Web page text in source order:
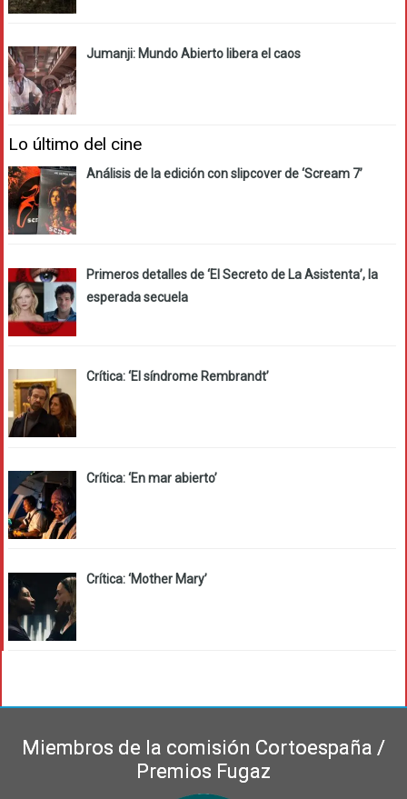
Jumanji: Mundo Abierto libera el caos
Lo último del cine
Análisis de la edición con slipcover de ‘Scream 7’
Primeros detalles de ‘El Secreto de La Asistenta’, la
esperada secuela
Crítica: ‘El síndrome Rembrandt’
Crítica: ‘En mar abierto’
Crítica: ‘Mother Mary’
Miembros de la comisión Cortoespaña /
Premios Fugaz